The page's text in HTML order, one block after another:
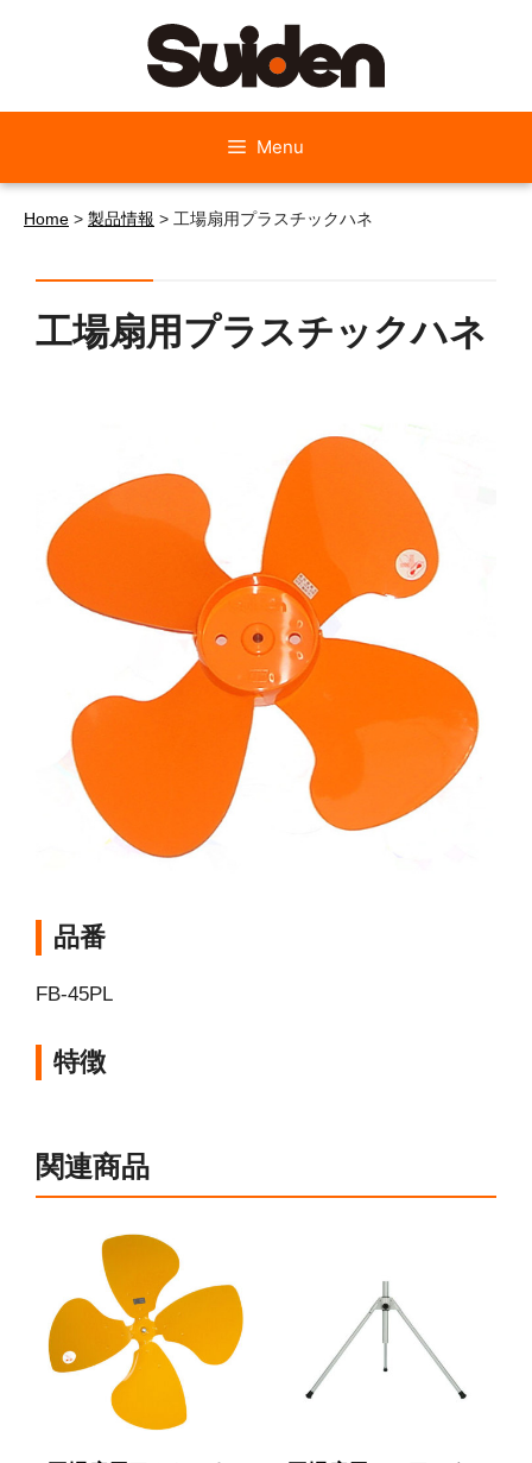
Menu
Home > 製品情報 > 工場扇用プラスチックハネ
工場扇用プラスチックハネ
品番
FB-45PL
特徴
関連商品